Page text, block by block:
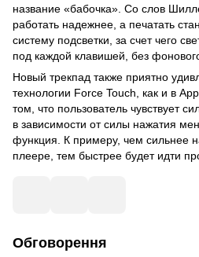
название «бабочка». Со слов
работать надежнее, а печатать
систему подсветки, за счет чего
под каждой клавишей, без
Новый трекпад также приятно
технологии Force Touch, как и в
том, что пользователь чувствует
в зависимости от силы нажатия
функция. К примеру, чем сильнее
плеере, тем быстрее будет идти
Обговорення